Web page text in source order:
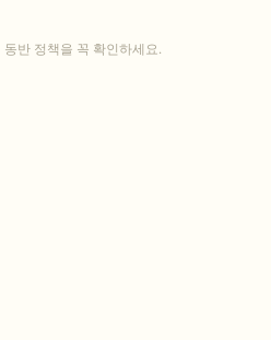
반 정책을 꼭 확인하세요.